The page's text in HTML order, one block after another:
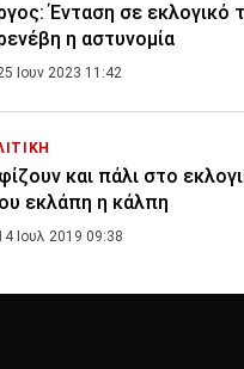
Ένταση σε εκλογικό
η αστυνομία
Ιουν 2023 11:42
και πάλι στο
εκλάπη η κάλπη
Ιουλ 2019 09:38